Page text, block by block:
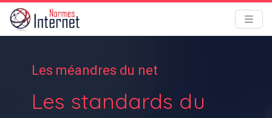
Les méandres du net
Les standards du